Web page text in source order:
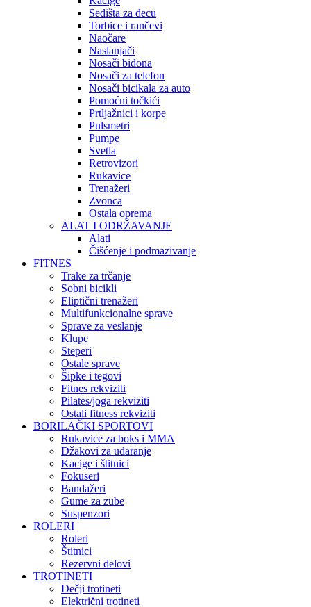
Sedišta za decu
Torbice i rančevi
Naočare
Naslanjači
Nosači bidona
Nosači za telefon
Nosači bicikala za auto
Pomoćni točkići
Prtljažnici i korpe
Pulsmetri
Pumpe
Svetla
Retrovizori
Rukavice
Trenažeri
Zvonca
Ostala oprema
ALAT I ODRŽAVANJE
Alati
Čišćenje i podmazivanje
FITNES
Trake za trčanje
Sobni bicikli
Eliptični trenažeri
Multifunkcionalne sprave
Sprave za veslanje
Klupe
Steperi
Ostale sprave
Šipke i tegovi
Fitnes rekviziti
Pilates/joga rekviziti
Ostali fitness rekviziti
BORILAČKI SPORTOVI
Rukavice za boks i MMA
Džakovi za udaranje
Kacige i štitnici
Fokuseri
Bandažeri
Gume za zube
Suspenzori
ROLERI
Roleri
Štitnici
Rezervni delovi
TROTINETI
Dečji trotineti
Električni trotineti